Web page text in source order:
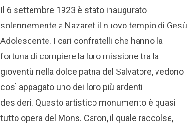
Il 6 settembre 1923 è stato inaugurato
solennemente a Nazaret il nuovo tempio di Gesù
Adolescente. I cari confratelli che hanno la
fortuna di compiere la loro missione tra la
gioventù nella dolce patria del Salvatore, vedono
così appagato uno dei loro più ardenti
desideri. Questo artistico monumento è quasi
tutto opera del Mons. Caron, il quale raccolse,